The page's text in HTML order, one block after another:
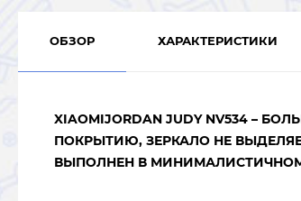
ОБЗОР ХАРАКТЕРИСТИКИ
XIAOMIJORDAN JUDY NV534 –
ПОКРЫТИЮ, ЗЕРКАЛО НЕ
ВЫПОЛНЕН В